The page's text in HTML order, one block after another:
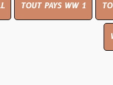
WW 1 TOUT PAYS WW2
WWII US